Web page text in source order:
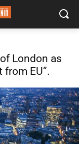
London as
EU”.